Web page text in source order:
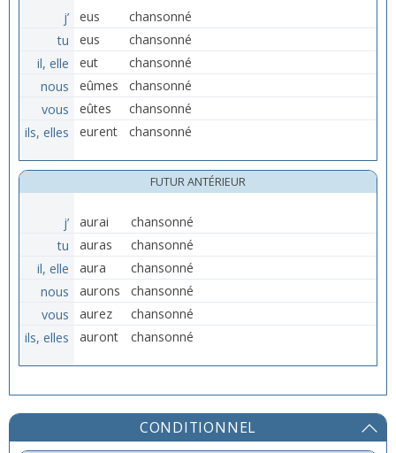
j’ eus
chansonné
tu
eus
chansonné
il, elle
eut
chansonné
nous
eûmes
chansonné
vous
eûtes
chansonné
ils, elles
eurent chansonné
FUTUR ANTÉRIEUR
j’ aurai
chansonné
tu
auras
chansonné
il, elle
aura
chansonné
nous
aurons
chansonné
vous
aurez
chansonné
ils, elles
auront chansonné
CONDITIONNEL